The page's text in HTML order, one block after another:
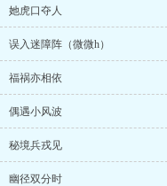
她虎口夺人
误入迷障阵（微微h）
福祸亦相依
偶遇小风波
秘境兵戎见
幽径双分时